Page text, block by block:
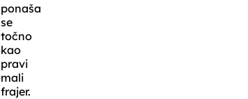
ponaša
se
točno
kao
pravi
mali
frajer.